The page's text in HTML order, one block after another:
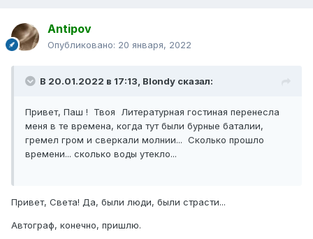
Antipov
Опубликовано: 20 января, 2022
В 20.01.2022 в 17:13, Blondy сказал:
Привет, Паш ! Твоя Литературная гостиная перенесла
меня в те времена, когда тут были бурные баталии,
гремел гром и сверкали молнии... Сколько прошло
времени... сколько воды утекло...
Привет, Света! Да, были люди, были страсти...
Автограф, конечно, пришлю.